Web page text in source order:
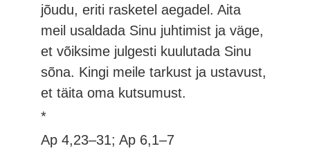
jõudu, eriti rasketel aegadel. Aita
meil usaldada Sinu juhtimist ja väge,
et võiksime julgesti kuulutada Sinu
sõna. Kingi meile tarkust ja ustavust,
et täita oma kutsumust.
*
Ap 4,23–31; Ap 6,1–7